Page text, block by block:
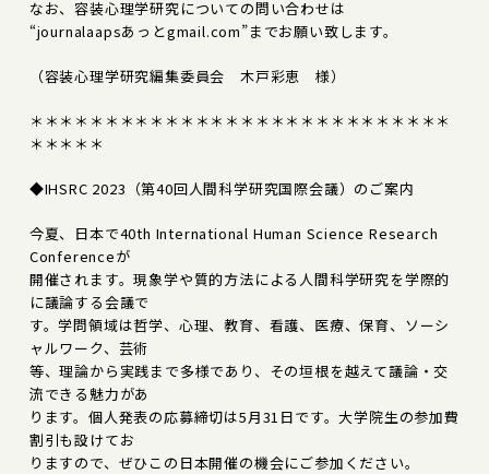
なお、容装心理学研究についての問い合わせは
“journalaapsあっとgmail.com”までお願い致します。
（容装心理学研究編集委員会 木戸彩恵 様）
＊＊＊＊＊＊＊＊＊＊＊＊＊＊＊＊＊＊＊＊＊＊＊＊＊＊＊＊
＊＊＊＊＊
◆IHSRC 2023（第40回人間科学研究国際会議）のご案内
今夏、日本で40th International Human Science Research
Conferenceが
開催されます。現象学や質的方法による人間科学研究を学際的
に議論する会議で
す。学問領域は哲学、心理、教育、看護、医療、保育、ソーシ
ャルワーク、芸術
等、理論から実践まで多様であり、その垣根を越えて議論・交
流できる魅力があ
ります。個人発表の応募締切は5月31日です。大学院生の参加費
割引も設けてお
りますので、ぜひこの日本開催の機会にご参加ください。